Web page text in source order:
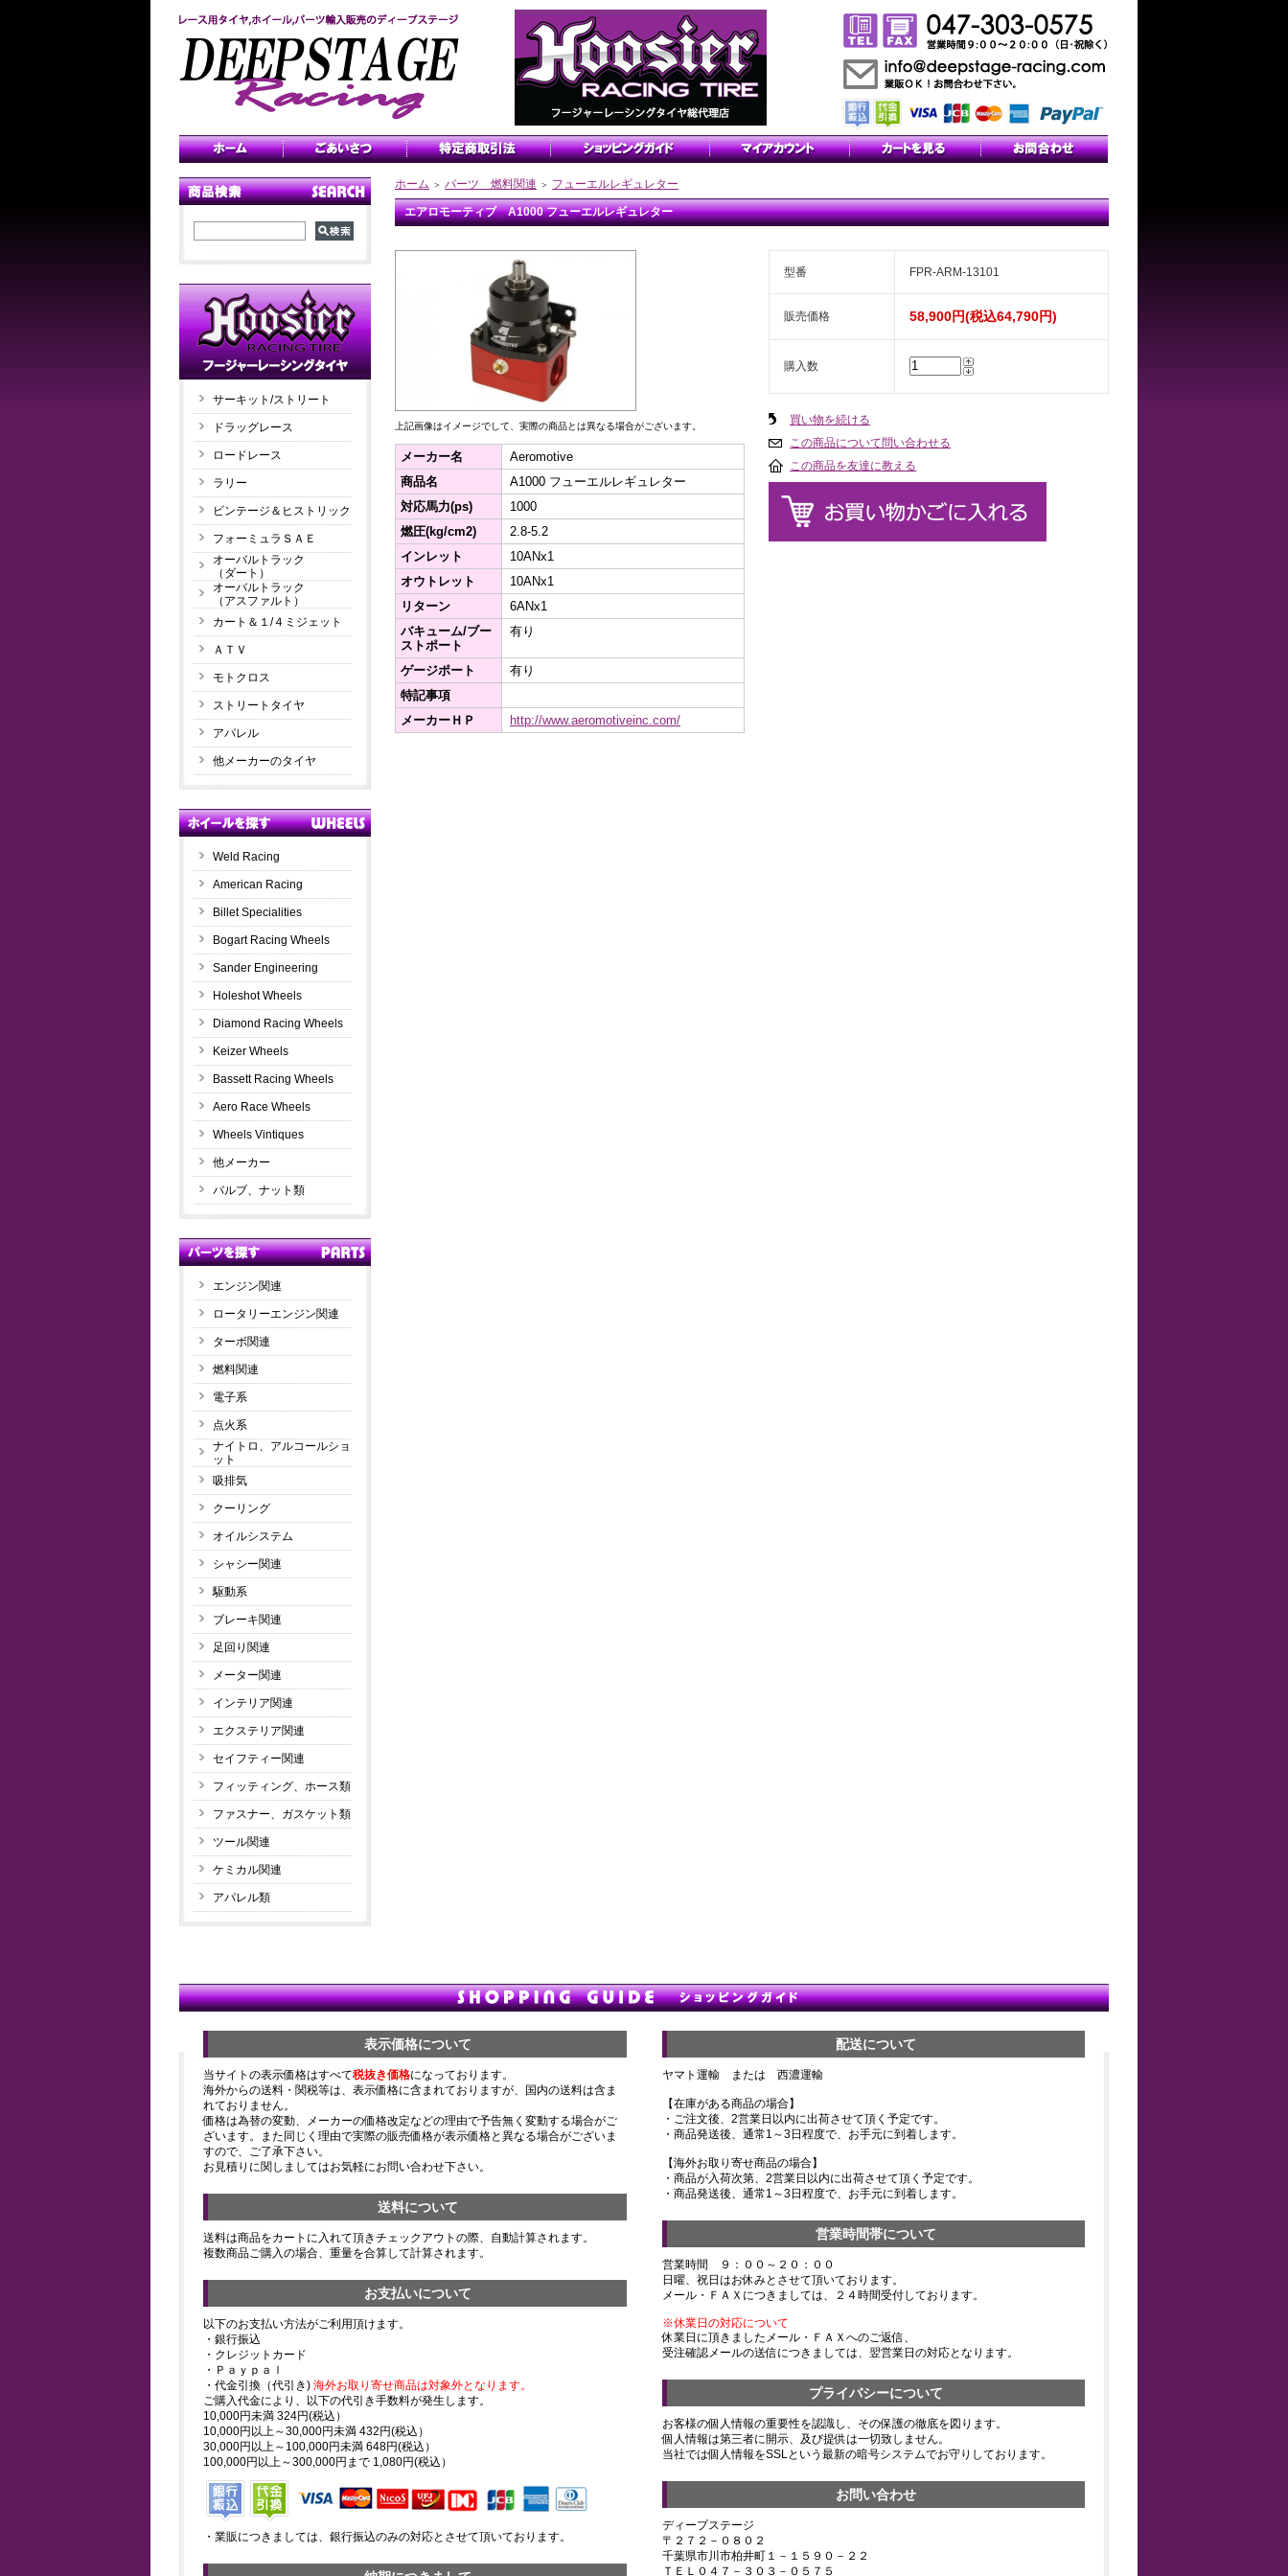
サーキット/ストリート
ドラッグレース
ロードレース
ラリー
ビンテージ＆ヒストリック
フォーミュラＳＡＥ
オーバルトラック
（ダート）
オーバルトラック
（アスファルト）
カート＆１/４ミジェット
ＡＴＶ
モトクロス
ストリートタイヤ
アパレル
他メーカーのタイヤ
Weld Racing
American Racing
Billet Specialities
Bogart Racing Wheels
Sander Engineering
Holeshot Wheels
Diamond Racing Wheels
Keizer Wheels
Bassett Racing Wheels
Aero Race Wheels
Wheels Vintiques
他メーカー
バルブ、ナット類
エンジン関連
ロータリーエンジン関連
ターボ関連
燃料関連
電子系
点火系
ナイトロ、アルコールショ
ット
吸排気
クーリング
オイルシステム
シャシー関連
駆動系
ブレーキ関連
足回り関連
メーター関連
インテリア関連
エクステリア関連
セイフティー関連
フィッティング、ホース類
ファスナー、ガスケット類
ツール関連
ケミカル関連
アパレル類
ホーム ＞ パーツ 燃料関連 ＞ フューエルレギュレター
エアロモーティブ A1000 フューエルレギュレター
上記画像はイメージでして、実際の商品とは異なる場合がございます。
メーカー名
Aeromotive
商品名
A1000 フューエルレギュレター
対応馬力(ps)
1000
燃圧(kg/cm2)
2.8-5.2
インレット
10ANx1
オウトレット
10ANx1
リターン
6ANx1
バキューム/ブー
ストポート
有り
ゲージポート
有り
特記事項
メーカーＨＰ
http://www.aeromotiveinc.com/
型番 FPR-ARM-13101
販売価格 58,900円(税込64,790円)
購入数
買い物を続ける
この商品について問い合わせる
この商品を友達に教える
表示価格について
当サイトの表示価格はすべて税抜き価格になっております。
海外からの送料・関税等は、表示価格に含まれておりますが、国内の送料は含ま
れておりません。
価格は為替の変動、メーカーの価格改定などの理由で予告無く変動する場合がご
ざいます。また同じく理由で実際の販売価格が表示価格と異なる場合がございま
すので、ご了承下さい。
お見積りに関しましてはお気軽にお問い合わせ下さい。
送料について
送料は商品をカートに入れて頂きチェックアウトの際、自動計算されます。
複数商品ご購入の場合、重量を合算して計算されます。
お支払いについて
以下のお支払い方法がご利用頂けます。
・銀行振込
・クレジットカード
・Ｐａｙｐａｌ
・代金引換（代引き) 海外お取り寄せ商品は対象外となります。
ご購入代金により、以下の代引き手数料が発生します。
10,000円未満 324円(税込）
10,000円以上～30,000円未満 432円(税込）
30,000円以上～100,000円未満 648円(税込）
100,000円以上～300,000円まで 1,080円(税込）
・業販につきましては、銀行振込のみの対応とさせて頂いております。
配送について
ヤマト運輸 または 西濃運輸
【在庫がある商品の場合】
・ご注文後、2営業日以内に出荷させて頂く予定です。
・商品発送後、通常1～3日程度で、お手元に到着します。
【海外お取り寄せ商品の場合】
・商品が入荷次第、2営業日以内に出荷させて頂く予定です。
・商品発送後、通常1～3日程度で、お手元に到着します。
営業時間帯について
営業時間 ９：００～２０：００
日曜、祝日はお休みとさせて頂いております。
メール・ＦＡＸにつきましては、２４時間受付しております。
※休業日の対応について
休業日に頂きましたメール・ＦＡＸへのご返信、
受注確認メールの送信につきましては、翌営業日の対応となります。
プライバシーについて
お客様の個人情報の重要性を認識し、その保護の徹底を図ります。
個人情報は第三者に開示、及び提供は一切致しません。
当社では個人情報をSSLという最新の暗号システムでお守りしております。
お問い合わせ
ディープステージ
〒２７２－０８０２
千葉県市川市柏井町１－１５９０－２２
ＴＥＬ０４７－３０３－０５７５